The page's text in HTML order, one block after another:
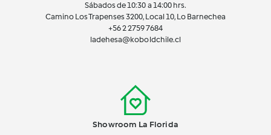
Sábados de 10:30 a 14:00 hrs.
Camino Los Trapenses 3200, Local 10, Lo Barnechea
+56 22759 7684
ladehesa@koboldchile.cl
Showroom La Florida